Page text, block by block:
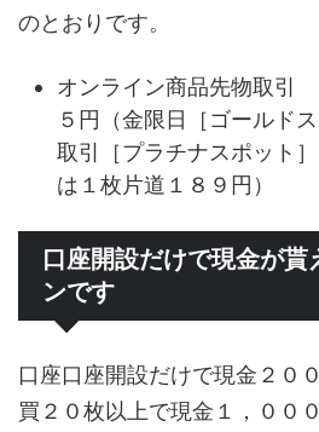
のとおりです。
オンライン商品先物取引
５円（金限日［ゴールド
取引［プラチナスポット
は１枚片道１８９円）
口座開設だけで現金が貰
ンです
口座口座開設だけで現金２０
買２０枚以上で現金１，００